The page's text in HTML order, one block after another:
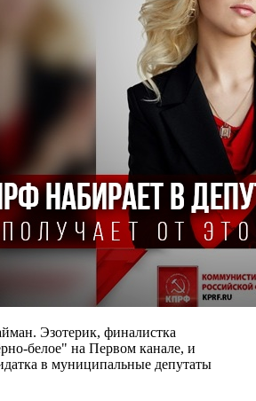
Эзотерик, финалистка
белое" на Первом канале, и
в муниципальные депутаты